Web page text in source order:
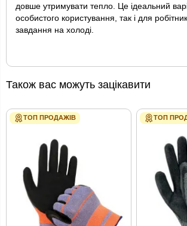
довше утримувати тепло. Це ідеальний
особистого користування, так і для
завдання на холоді.
Також вас можуть зацікавити
ТОП ПРОДАЖІВ ТОП